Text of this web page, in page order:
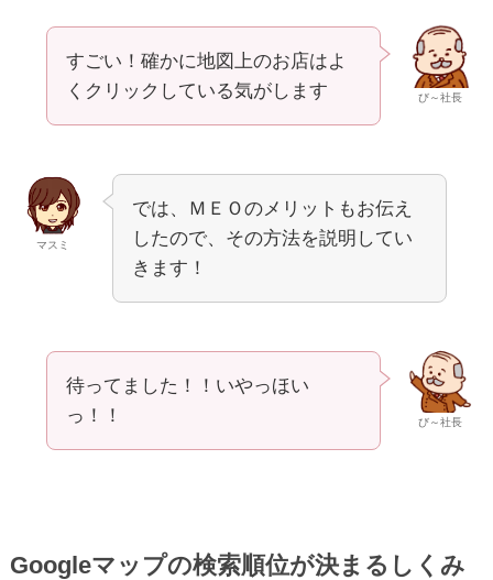
び～社長
すごい！確かに地図上のお店はよ
くクリックしている気がします
マスミ
では、ＭＥＯのメリットもお伝え
したので、その方法を説明してい
きます！
び～社長
待ってました！！いやっほい
っ！！
Googleマップの検索順位が決まるしくみ